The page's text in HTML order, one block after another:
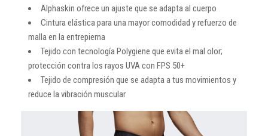
Alphaskin ofrece un ajuste que se adapta al cuerpo
Cintura elástica para una mayor comodidad y refuerzo de
malla en la entrepierna
Tejido con tecnología Polygiene que evita el mal olor;
protección contra los rayos UVA con FPS 50+
Tejido de compresión que se adapta a tus movimientos y
reduce la vibración muscular